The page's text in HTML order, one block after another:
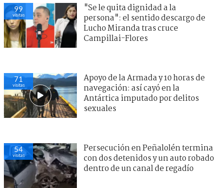
99
visitas
"Se le quita dignidad a la
persona": el sentido descargo de
Lucho Miranda tras cruce
Campillai-Flores
71
visitas
Apoyo de la Armada y 10 horas de
navegación: así cayó en la
Antártica imputado por delitos
sexuales
54
visitas
Persecución en Peñalolén termina
con dos detenidos y un auto robado
dentro de un canal de regadío